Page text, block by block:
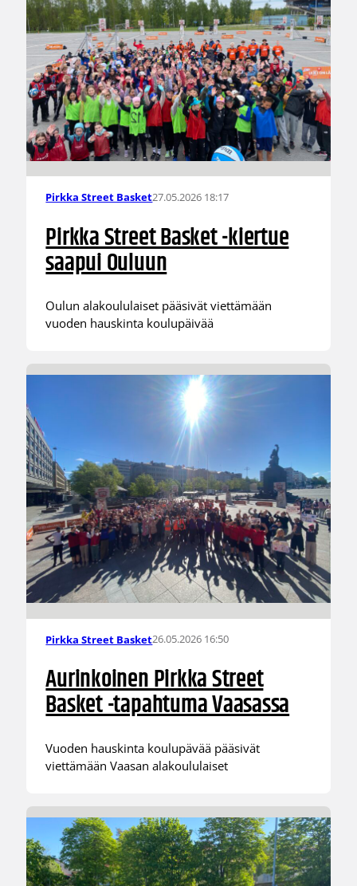
Pirkka Street Basket27.05.2026 18:17
Pirkka Street Basket -kiertue
saapui Ouluun
Oulun alakoululaiset pääsivät viettämään
vuoden hauskinta koulupäivää
Pirkka Street Basket26.05.2026 16:50
Aurinkoinen Pirkka Street
Basket -tapahtuma Vaasassa
Vuoden hauskinta koulupävää pääsivät
viettämään Vaasan alakoululaiset